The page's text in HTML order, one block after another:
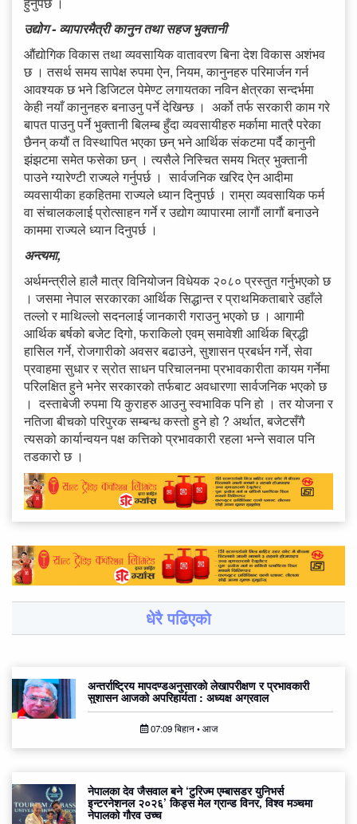
उद्योग - व्यापारमैत्री कानुन तथा सहज भुक्तानी
औंद्योगिक विकास तथा व्यवसायिक वातावरण बिना देश विकास अशंभव
छ । तसर्थ समय सापेक्ष रुपमा ऐन, नियम, कानुनहरु परिमार्जन गर्न
आवश्यक छ भने डिजिटल पेमेण्ट लगायतका नविन क्षेत्रका सन्दर्भमा
केही नयाँ कानुनहरु बनाउनु पर्ने देखिन्छ । अर्को तर्फ सरकारी काम गरे
बापत पाउनु पर्ने भुक्तानी बिलम्ब हुँदा व्यवसायीहरु मर्कामा मात्रै परेका
छैनन् कयौं त विस्थापित भएका छन् भने आर्थिक संकटमा पर्दै कानुनी
झंझटमा समेत फसेका छन् । त्यसैले निस्चित समय भित्र भुक्तानी
पाउने ग्यारेण्टी राज्यले गर्नुपर्छ । सार्वजनिक खरिद ऐन आदीमा
व्यवसायीका हकहितमा राज्यले ध्यान दिनुपर्छ । राम्रा व्यवसायिक फर्म
वा संचालकलाई प्रोत्साहन गर्ने र उद्योग व्यापारमा लागौं लागौं बनाउने
काममा राज्यले ध्यान दिनुपर्छ ।
अन्त्यमा,
अर्थमन्त्रीले हालै मात्र विनियोजन विधेयक २०८० प्रस्तुत गर्नुभएको छ
। जसमा नेपाल सरकारका आर्थिक सिद्धान्त र प्राथमिकताबारे उहाँले
तल्लो र माथिल्लो सदनलाई जानकारी गराउनु भएको छ । आगामी
आर्थिक बर्षको बजेट दिगो, फराकिलो एवम् समावेशी आर्थिक ब्रिद्धी
हासिल गर्ने, रोजगारीको अवसर बढाउने, सुशासन प्रबर्धन गर्ने, सेवा
प्रवाहमा सुधार र स्रोत साधन परिचालनमा प्रभावकारीता कायम गर्नेमा
परिलक्षित हुने भनेर सरकारको तर्फबाट अवधारणा सार्वजनिक भएको छ
। दस्ताबेजी रुपमा यि कुराहरु आउनु स्वभाविक पनि हो । तर योजना र
नतिजा बीचको परिपुरक सम्बन्ध कस्तो हुने हो ? अर्थात, बजेटसँगै
त्यसको कार्यान्वयन पक्ष कत्तिको प्रभावकारी रहला भन्ने सवाल पनि
तडकारो छ ।
धेरै पढिएको
अन्तर्राष्ट्रिय मापदण्डअनुसारको लेखापरीक्षण र प्रभावकारी
सुशासन आजको अपरिहार्यता : अध्यक्ष अग्रवाल
07:09 बिहान • आज
नेपालका देव जैसवाल बने ‘टुरिज्म एम्बासडर युनिभर्स
इन्टरनेशनल २०२६’ किड्स मेल ग्रान्ड विनर, विश्व मञ्चमा
नेपालको गौरव उच्च